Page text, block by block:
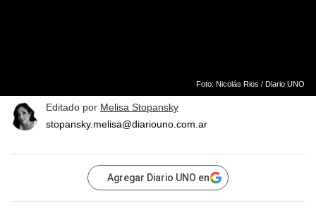
Foto: Nicolás Rios / Diario UNO
Editado por Melisa Stopansky
stopansky.melisa@diariouno.com.ar
Agregar Diario UNO en